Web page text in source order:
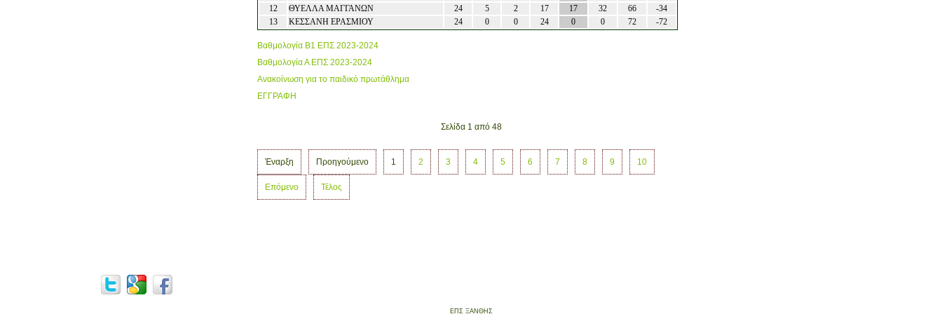
12 ΘΥΕΛΛΑ ΜΑΓΓΑΝΩΝ 24 5 2 17 17 32 66
-34
13
ΚΕΣΣΑΝΗ ΕΡΑΣΜΙΟΥ 24 0 0 24 0 0 72 -72
Βαθμολογία Β1 ΕΠΣ 2023-2024
Βαθμολογία Α ΕΠΣ 2023-2024
Ανακοίνωση για το παιδικό πρωτάθλημα
ΕΓΓΡΑΦΗ
Σελίδα 1 από 48
Έναρξη Προηγούμενο 1 2 3 4 5 6 7 8 9 10
Επόμενο Τέλος
ΕΠΣ ΞΑΝΘΗΣ